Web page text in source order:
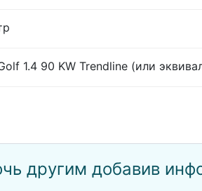
1.4 90 KW Trendline (или
другим добавив